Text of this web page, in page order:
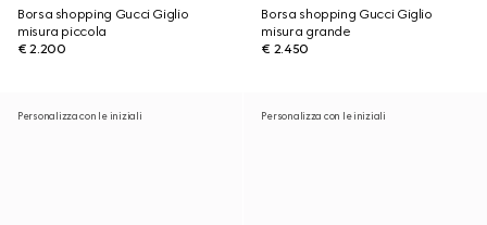
Borsa shopping Gucci Giglio
misura piccola
€ 2.200
Borsa shopping Gucci Giglio
misura grande
€ 2.450
Personalizza con le iniziali Personalizza con le iniziali